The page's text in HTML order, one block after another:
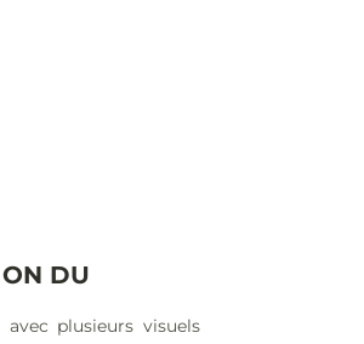
DU
plusieurs visuels